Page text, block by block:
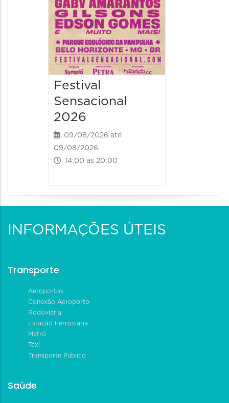
Festival
Sensacional
2026
09/08/2026 até
09/08/2026
14:00 às 20:00
INFORMAÇÕES ÚTEIS
Transporte
Aeroportos
Conexão Aeroporto
Rodoviária
Estação Ferroviária
Metrô
Táxi
Transporte Público
Saúde